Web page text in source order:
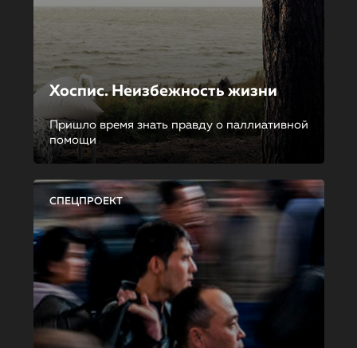
Хоспис. Неизбежность жизни
Пришло время знать правду о паллиативной
помощи
СПЕЦПРОЕКТ